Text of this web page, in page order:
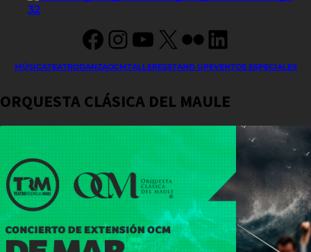
Facebook
Instagram
YouTube
X FlickrLinkedIn
MÚSICATEATRODANZAOCMTALLERESSTAND UPEVENTOS ESPECIALES
ORQUESTA CLÁSICA DEL MAULE